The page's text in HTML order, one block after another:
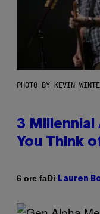
PHOTO BY KEVIN
3 Millennial
You Think
6 ore faDi Lauren